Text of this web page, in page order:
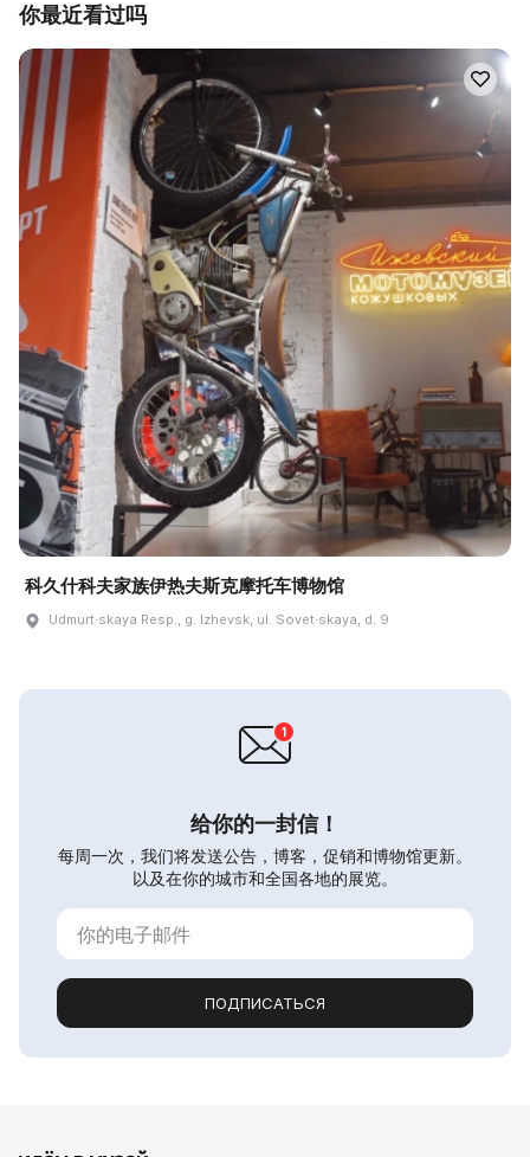
你最近看过吗
科久什科夫家族伊热夫斯克摩托车博物馆
Udmurt·skaya Resp., g. Izhevsk, ul. Sovet·skaya, d. 9
给你的一封信！
每周一次，我们将发送公告，博客，促销和博物馆更新。
以及在你的城市和全国各地的展览。
ПОДПИСАТЬСЯ